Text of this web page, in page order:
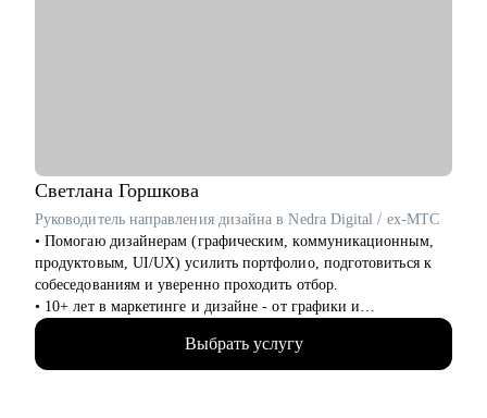
Светлана Горшкова
Руководитель направления дизайна в Nedra Digital / ex-МТС
• Помогаю дизайнерам (графическим, коммуникационным,
продуктовым, UI/UX) усилить портфолио, подготовиться к
собеседованиям и уверенно проходить отбор.
• 10+ лет в маркетинге и дизайне - от графики и
коммуникаций до продукта
• Разобрала 1000+ портфолио дизайнеров и быстро вижу
сильные и слабые места
Выбрать услугу